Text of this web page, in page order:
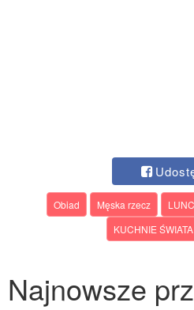
Obiad Męska rzecz
KUCHNIE ŚWIATA
Najnowsze